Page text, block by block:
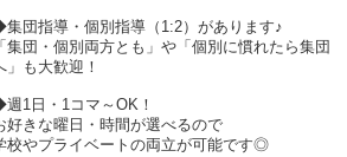
団指導・個別指導（1:2）があります♪
「集団・個別両方とも」や「個別に慣れたら集団
」も大歓迎！
1日・1コマ～OK！
好きな曜日・時間が選べるので
校やプライベートの両立が可能です◎